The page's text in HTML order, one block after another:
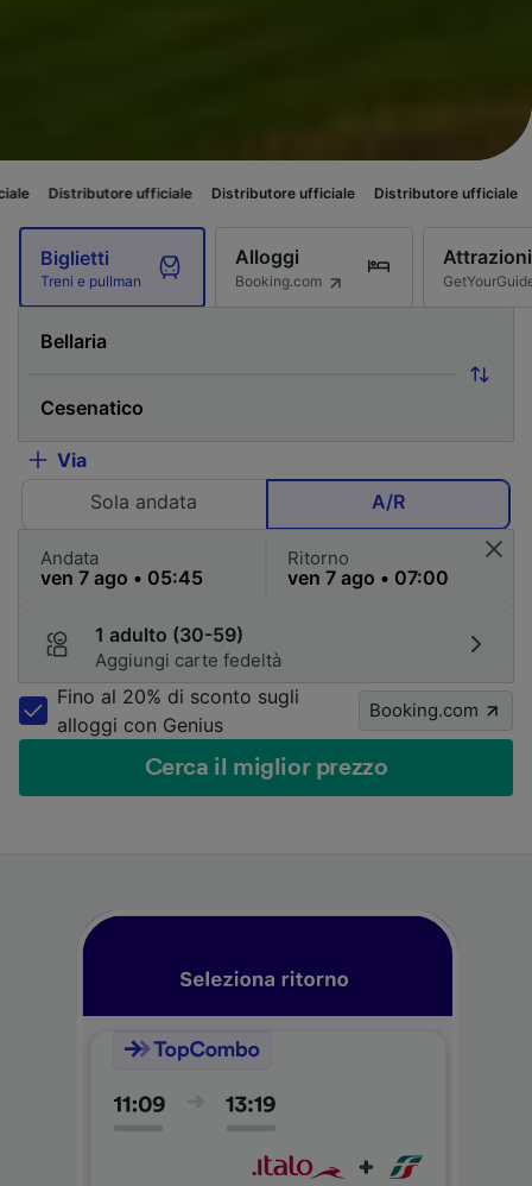
ufficiale Distributore ufficiale Distributore ufficiale Distributore
Biglietti
Treni e pullman
Alloggi
Booking.com
Attrazioni
Via
Sola andata
A/R
Andata Ritorno
1 adulto (30-59)
Aggiungi carte fedeltà
Fino al 20% di sconto sugli
alloggi con Genius
Booking.com
Cerca il miglior prezzo